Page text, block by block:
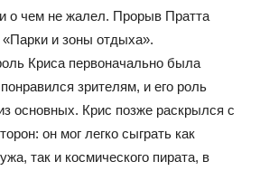
о чем не жалел. Прорыв Пратта
и зоны отдыха».
Криса первоначально была
зрителям, и его роль
основных. Крис позже раскрылся с
он мог легко сыграть как
так и космического пирата, в